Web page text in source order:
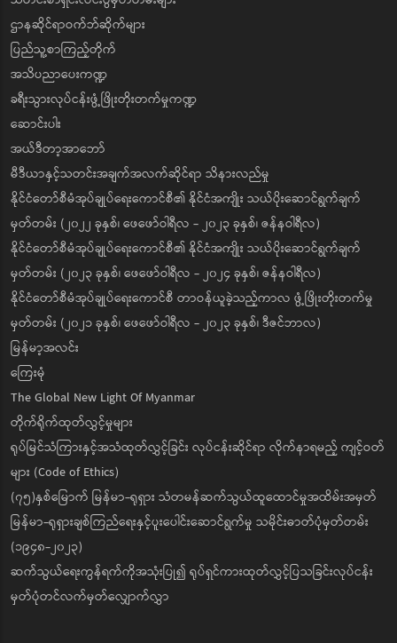
ဌာနဆိုင်ရာဝက်ဘ်ဆိုက်များ
ပြည်သူ့စာကြည့်တိုက်
အသိပညာပေးကဏ္ဍ
ခရီးသွားလုပ်ငန်းဖွံ့ဖြိုးတိုးတက်မှုကဏ္ဍ
ဆောင်းပါး
အယ်ဒီတာ့အာဘော်
မီဒီယာနှင့်သတင်းအချက်အလက်ဆိုင်ရာ သိနားလည်မှု
နိုင်ငံတော်စီမံအုပ်ချုပ်ရေးကောင်စီ၏ နိုင်ငံအကျိုး သယ်ပိုးဆောင်ရွက်ချက်
မှတ်တမ်း (၂၀၂၂ ခုနှစ်၊ ဖေဖော်ဝါရီလ - ၂၀၂၃ ခုနှစ်၊ ဇန်နဝါရီလ)
နိုင်ငံတော်စီမံအုပ်ချုပ်ရေးကောင်စီ၏ နိုင်ငံအကျိုး သယ်ပိုးဆောင်ရွက်ချက်
မှတ်တမ်း (၂၀၂၃ ခုနှစ်၊ ဖေဖော်ဝါရီလ - ၂၀၂၄ ခုနှစ်၊ ဇန်နဝါရီလ)
နိုင်ငံတော်စီမံအုပ်ချုပ်ရေးကောင်စီ တာဝန်ယူခဲ့သည့်ကာလ ဖွံ့ဖြိုးတိုးတက်မှု
မှတ်တမ်း (၂၀၂၁ ခုနှစ်၊ ဖေဖော်ဝါရီလ - ၂၀၂၃ ခုနှစ်၊ ဒီဇင်ဘာလ)
မြန်မာ့အလင်း
ကြေးမုံ
The Global New Light Of Myanmar
တိုက်ရိုက်ထုတ်လွှင့်မှုများ
ရုပ်မြင်သံကြားနှင့်အသံထုတ်လွှင့်ခြင်း လုပ်ငန်းဆိုင်ရာ လိုက်နာရမည့် ကျင့်ဝတ်
များ (Code of Ethics)
(၇၅)နှစ်မြောက် မြန်မာ-ရုရှား သံတမန်ဆက်သွယ်ထူထောင်မှုအထိမ်းအမှတ်
မြန်မာ-ရုရှားချစ်ကြည်ရေးနှင့်ပူးပေါင်းဆောင်ရွက်မှု သမိုင်းဓာတ်ပုံမှတ်တမ်း
(၁၉၄၈-၂၀၂၃)
ဆက်သွယ်ရေးကွန်ရက်ကိုအသုံးပြု၍ ရုပ်ရှင်ကားထုတ်လွှင့်ပြသခြင်းလုပ်ငန်း
မှတ်ပုံတင်လက်မှတ်လျှောက်လွှာ